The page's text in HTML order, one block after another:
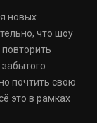
новых
что шоу
почтить свою
это в рамках